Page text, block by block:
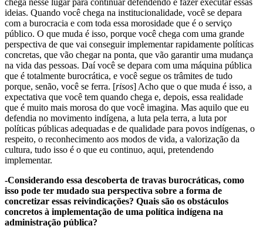
ideias. Quando você chega na institucionalidade, você se depara
com a burocracia e com toda essa morosidade que é o serviço
público. O que muda é isso, porque você chega com uma grande
perspectiva de que vai conseguir implementar rapidamente políticas
concretas, que vão chegar na ponta, que vão garantir uma mudança
na vida das pessoas. Daí você se depara com uma máquina pública
que é totalmente burocrática, e você segue os trâmites de tudo
porque, senão, você se ferra. [risos] Acho que o que muda é isso, a
expectativa que você tem quando chega e, depois, essa realidade
que é muito mais morosa do que você imagina. Mas aquilo que eu
defendia no movimento indígena, a luta pela terra, a luta por
políticas públicas adequadas e de qualidade para povos indígenas, o
respeito, o reconhecimento aos modos de vida, a valorização da
cultura, tudo isso é o que eu continuo, aqui, pretendendo
implementar.
-Considerando essa descoberta de travas burocráticas, como
isso pode ter mudado sua perspectiva sobre a forma de
concretizar essas reivindicações? Quais são os obstáculos
concretos à implementação de uma política indígena na
administração pública?